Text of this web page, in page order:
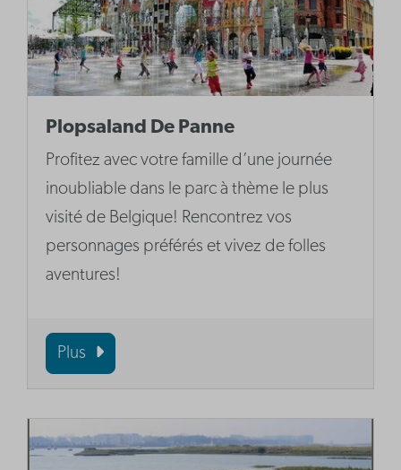
Plopsaland De Panne
Profitez avec votre famille d’une journée
inoubliable dans le parc à thème le plus
visité de Belgique! Rencontrez vos
personnages préférés et vivez de folles
aventures!
Plus